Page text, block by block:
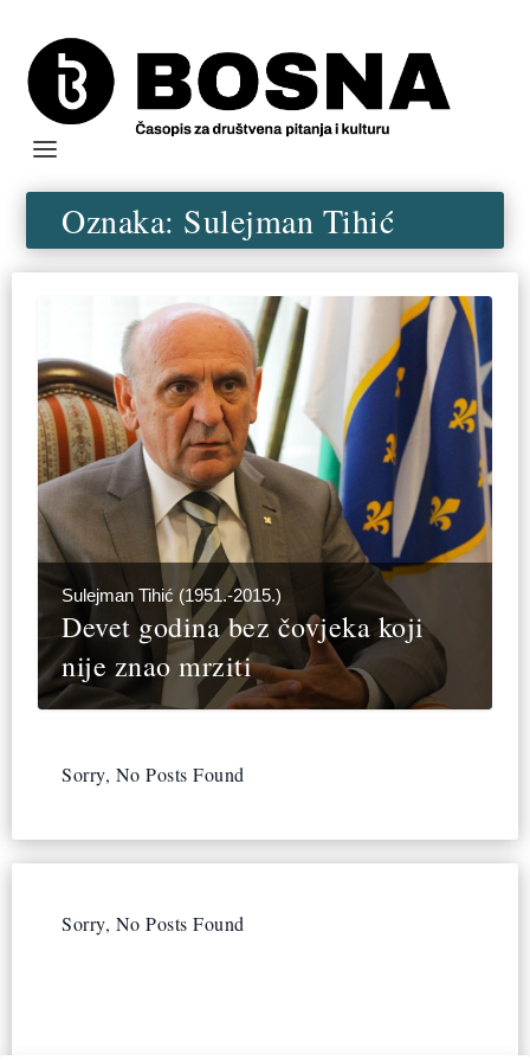
Oznaka: Sulejman Tihić
Sulejman Tihić (1951.-2015.)
Devet godina bez čovjeka koji
nije znao mrziti
Sorry, No Posts Found
Sorry, No Posts Found